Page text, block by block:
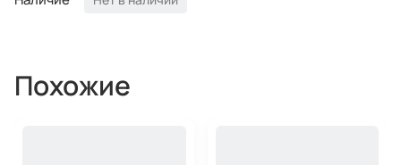
Похожие